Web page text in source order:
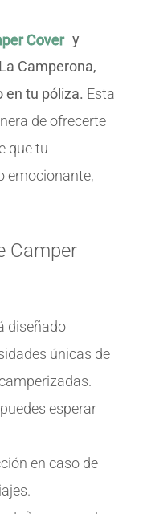
Cover y
Camperona,
en tu póliza. Esta
de ofrecerte
que tu
emocionante,
Camper
diseñado
únicas de
esperar
en caso de